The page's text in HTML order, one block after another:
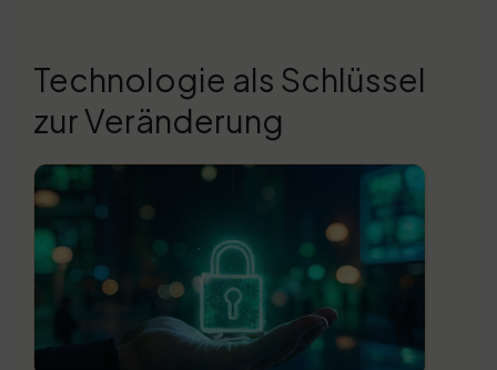
Technologie als Schlüssel
zur Veränderung